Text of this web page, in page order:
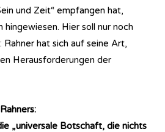
und Zeit“ empfangen hat,
Hier soll nur noch
hat sich auf seine Art,
Herausforderungen der
„universale Botschaft, die nichts